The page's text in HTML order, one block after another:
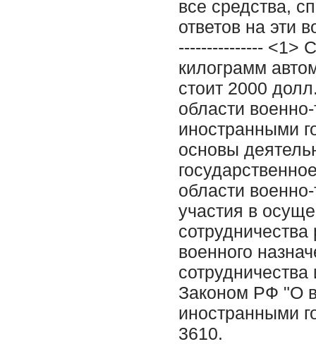
все средства,
ответов на эти
--------------- <1>
килограмм
стоит 2000
области
иностранными
основы
области
участия в
военного
Законом РФ "О
иностранными
3610.